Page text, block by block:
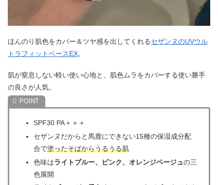
ほんのり肌色をカバー＆ツヤ感を出してくれるセザンヌのUVウル
トラフィットベースEX。
肌が窒息しない軽い使い心地と、肌色ムラをカバーする使い勝手
の良さが人気。
SPF30 PA＋＋＋
セザンヌだからと馬鹿にできない15種の保湿成分配
合で塗ったそばからうるうる肌
色味はライトブルー、ピンク、オレンジベージュの三
色展開